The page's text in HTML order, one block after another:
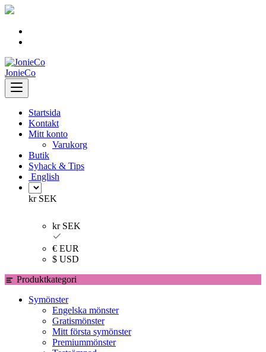
Skip
JonieCo
Startsida
Kontakt
Mitt konto
Varukorg
Butik
Syhack & Tips
English
kr SEK
kr SEK
€ EUR
$ USD
Produktkategori
Symönster
Engelska mönster
Gratismönster
Mitt första symönster
Premiummönster